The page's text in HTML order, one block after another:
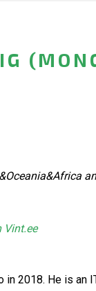
Vint.ee
2018. He is an